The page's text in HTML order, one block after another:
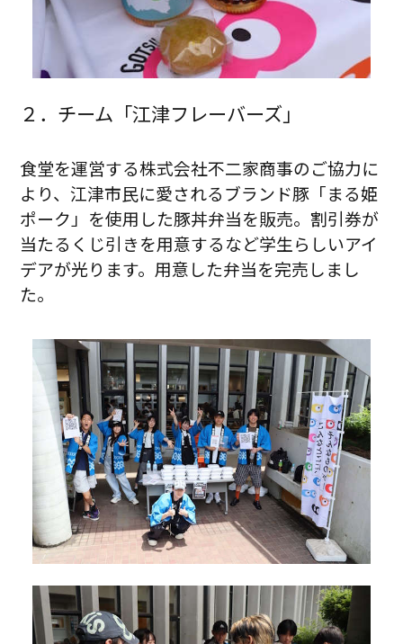
２．チーム「江津フレーバーズ」
食堂を運営する株式会社不二家商事のご協力に
より、江津市民に愛されるブランド豚「まる姫
ポーク」を使用した豚丼弁当を販売。割引券が
当たるくじ引きを用意するなど学生らしいアイ
デアが光ります。用意した弁当を完売しまし
た。